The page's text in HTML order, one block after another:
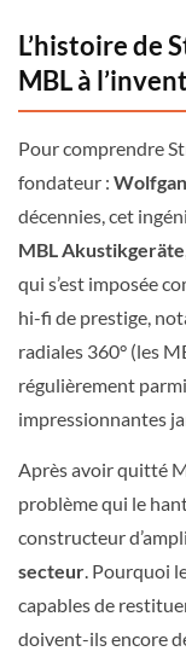
L’histoire de
MBL à
Pour comprendre
fondateur :
décennies, cet
MBL Akustikgeräte
qui s’est imposée
hi-fi de prestige,
radiales 360° (les
régulièrement
impressionnantes
Après avoir quitté
problème qui le
constructeur
secteur. Pourquoi
capables de
doivent-ils encore